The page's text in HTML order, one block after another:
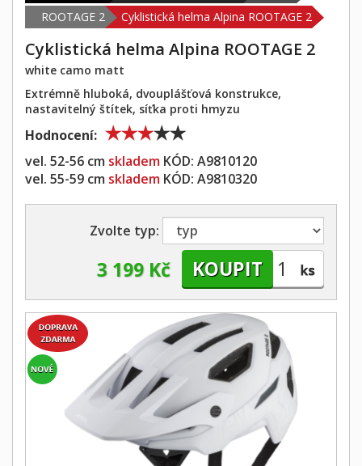
ROOTAGE 2
Cyklistická helma Alpina ROOTAGE 2
Cyklistická helma Alpina ROOTAGE 2
white camo matt
Extrémně hluboká, dvouplášťová konstrukce,
nastavitelný štítek, síťka proti hmyzu
Hodnocení:
vel. 52-56 cm skladem KÓD: A9810120
vel. 55-59 cm skladem KÓD: A9810320
Zvolte typ:
3 199 Kč